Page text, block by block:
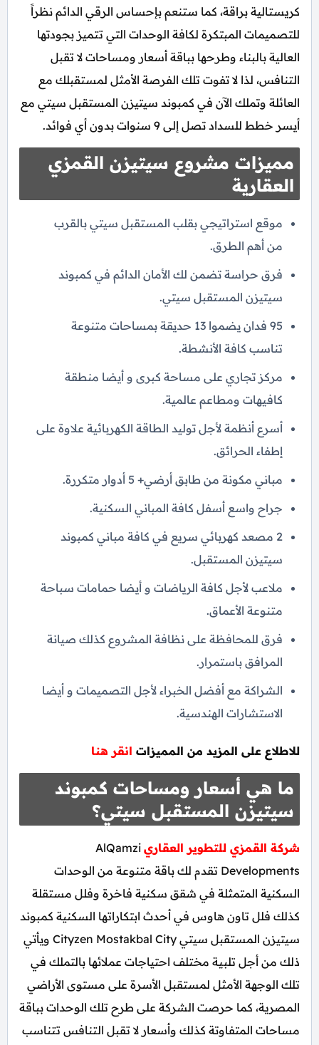
كريستالية براقة، كما ستنعم بإحساس الرقي الدائم نظراً
للتصميمات المبتكرة لكافة الوحدات التي تتميز بجودتها
العالية بالبناء وطرحها بباقة أسعار ومساحات لا تقبل
التنافس، لذا لا تفوت تلك الفرصة الأمثل لمستقبلك مع
العائلة وتملك الآن في كمبوند سيتيزن المستقبل سيتي مع
أيسر خطط للسداد تصل إلى 9 سنوات بدون أي فوائد.
مميزات مشروع سيتيزن القمزي
العقارية
موقع استراتيجي بقلب المستقبل سيتي بالقرب
من أهم الطرق.
فرق حراسة تضمن لك الأمان الدائم في كمبوند
سيتيزن المستقبل سيتي.
95 فدان يضموا 13 حديقة بمساحات متنوعة
تناسب كافة الأنشطة.
مركز تجاري على مساحة كبرى و أيضا منطقة
كافيهات ومطاعم عالمية.
أسرع أنظمة لأجل توليد الطاقة الكهربائية علاوة على
إطفاء الحرائق.
مباني مكونة من طابق أرضي+ 5 أدوار متكررة.
جراح واسع أسفل كافة المباني السكنية.
2 مصعد كهربائي سريع في كافة مباني كمبوند
سيتيزن المستقبل.
ملاعب لأجل كافة الرياضات و أيضا حمامات سباحة
متنوعة الأعماق.
فرق للمحافظة على نظافة المشروع كذلك صيانة
المرافق باستمرار.
الشراكة مع أفضل الخبراء لأجل التصميمات و أيضا
الاستشارات الهندسية.
للاطلاع على المزيد من المميزات انقر هنا
ما هي أسعار ومساحات كمبوند
سيتيزن المستقبل سيتي؟
شركة القمزي للتطوير العقاري AlQamzi
Developments تقدم لك باقة متنوعة من الوحدات
السكنية المتمثلة في شقق سكنية فاخرة وفلل مستقلة
كذلك فلل تاون هاوس في أحدث ابتكاراتها السكنية كمبوند
سيتيزن المستقبل سيتي Cityzen Mostakbal City ويأتي
ذلك من أجل تلبية مختلف احتياجات عملائها بالتملك في
تلك الوجهة الأمثل لمستقبل الأسرة على مستوى الأراضي
المصرية، كما حرصت الشركة على طرح تلك الوحدات بباقة
مساحات المتفاوتة كذلك وأسعار لا تقبل التنافس تتناسب